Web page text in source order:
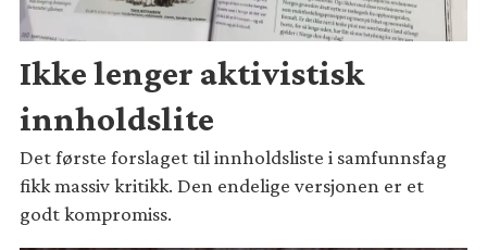
Ikke lenger aktivistisk
innholdslite
Det første forslaget til innholdsliste i samfunnsfag
fikk massiv kritikk. Den endelige versjonen er et
godt kompromiss.